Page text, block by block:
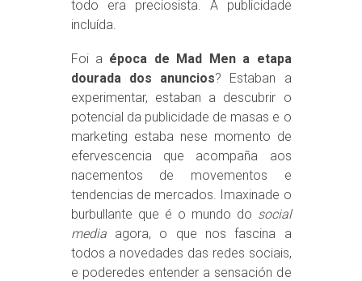
todo era preciosista. A publicidade
incluída.
Foi a época de Mad Men a etapa
dourada dos anuncios? Estaban a
experimentar, estaban a descubrir o
potencial da publicidade de masas e o
marketing estaba nese momento de
efervescencia que acompaña aos
nacementos de movementos e
tendencias de mercados. Imaxinade o
burbullante que é o mundo do social
mediaagora, o que nos fascina a
todos a novedades das redes sociais,
e poderedes entender a sensación de